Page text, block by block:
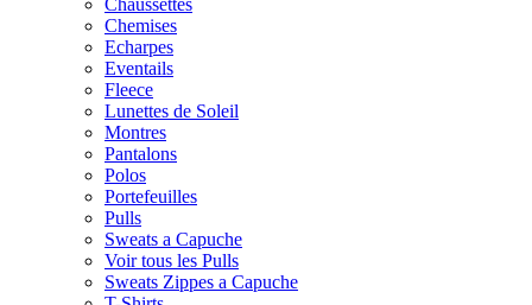
Chaussettes
Chemises
Echarpes
Eventails
Fleece
Lunettes de Soleil
Montres
Pantalons
Polos
Portefeuilles
Pulls
Sweats a Capuche
Voir tous les Pulls
Sweats Zippes a Capuche